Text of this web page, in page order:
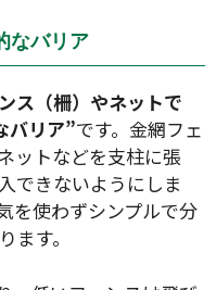
なバリア
ス（柵）やネットで
バリア”です。金網フェ
ットなどを支柱に張
できないようにしま
を使わずシンプルで分
ます。